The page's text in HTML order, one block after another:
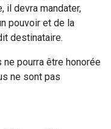
il devra mandater,
pouvoir et de la
destinataire.
pourra être honorée
ne sont pas